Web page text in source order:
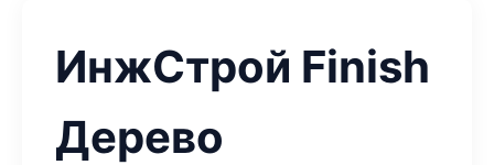
ИнжСтрой Finish
Дерево